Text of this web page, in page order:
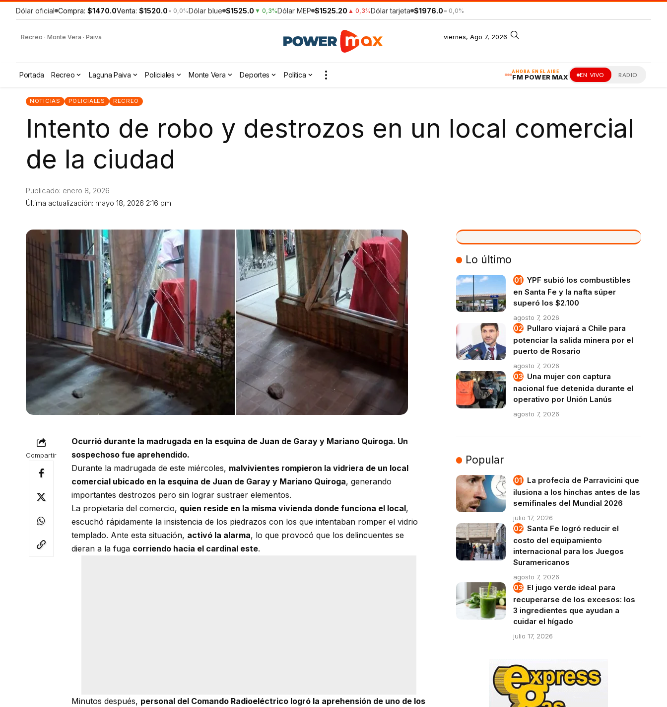
Dólar oficial Compra: $1470.0Venta: $1520.0 = 0,0%Dólar blue $1525.0 ▼ 0,3%Dólar MEP $1525.20 ▲ 0,3%Dólar tarjeta $1976.0 = 0,0%
Recreo · Monte Vera · Paiva viernes, Ago 7, 2026
AHORA EN EL AIRE
FM POWER MAX EN VIVO RADIO
Portada Recreo Laguna Paiva Policiales Monte Vera Deportes Política
NOTICIAS POLICIALES RECREO
Intento de robo y destrozos en un local comercial
de la ciudad
Última actualización: mayo 18, 2026 2:16 pm
Publicado: enero 8, 2026
Compartir
Ocurrió durante la madrugada en la esquina de Juan de Garay y Mariano Quiroga. Un
sospechoso fue aprehendido.
Durante la madrugada de este miércoles, malvivientes rompieron la vidriera de un local
comercial ubicado en la esquina de Juan de Garay y Mariano Quiroga, generando
importantes destrozos pero sin lograr sustraer elementos.
La propietaria del comercio, quien reside en la misma vivienda donde funciona el local,
escuchó rápidamente la insistencia de los piedrazos con los que intentaban romper el vidrio
templado. Ante esta situación, activó la alarma, lo que provocó que los delincuentes se
dieran a la fuga corriendo hacia el cardinal este.
Minutos después, personal del Comando Radioeléctrico logró la aprehensión de uno de los
VIVO
Lo último
YPF subió los combustibles
en Santa Fe y la nafta súper
superó los $2.100
agosto 7, 2026
Pullaro viajará a Chile para
potenciar la salida minera por el
puerto de Rosario
agosto 7, 2026
Una mujer con captura
nacional fue detenida durante el
operativo por Unión Lanús
agosto 7, 2026
Popular
La profecía de Parravicini que
ilusiona a los hinchas antes de las
semifinales del Mundial 2026
julio 17, 2026
Santa Fe logró reducir el
costo del equipamiento
internacional para los Juegos
Suramericanos
agosto 7, 2026
El jugo verde ideal para
recuperarse de los excesos: los
3 ingredientes que ayudan a
cuidar el hígado
julio 17, 2026